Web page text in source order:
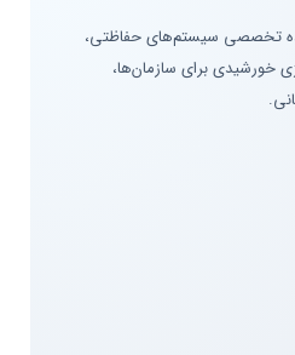
تخصصی سیستم‌های حفاظتی،
خورشیدی برای سازمان‌ها،